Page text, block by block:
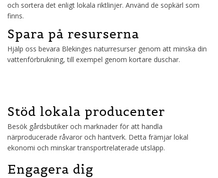
och sortera det enligt lokala riktlinjer. Använd de sopkärl som
finns.
Spara på resurserna
Hjälp oss bevara Blekinges naturresurser genom att minska din
vattenförbrukning, till exempel genom kortare duschar.
Stöd lokala producenter
Besök gårdsbutiker och marknader för att handla
närproducerade råvaror och hantverk. Detta främjar lokal
ekonomi och minskar transportrelaterade utsläpp.
Engagera dig